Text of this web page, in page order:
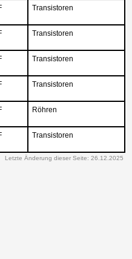
Transistoren
Transistoren
Transistoren
Transistoren
Röhren
Transistoren
Letzte Änderung dieser Seite: 26.12.2025